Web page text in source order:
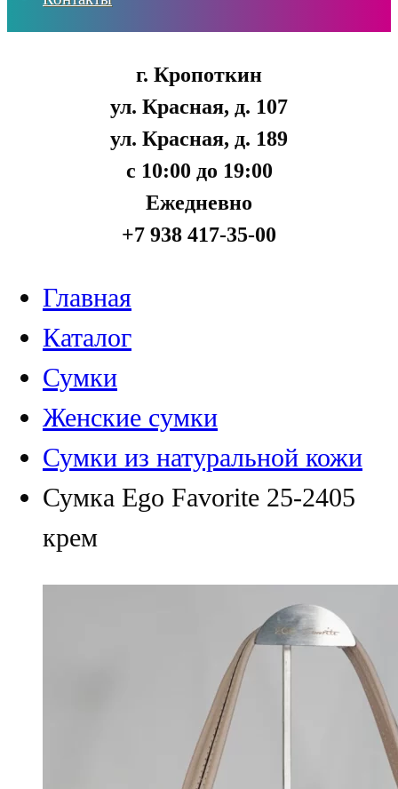
г. Кропоткин
ул. Красная, д. 107
ул. Красная, д. 189
с 10:00 до 19:00
Ежедневно
+7 938 417-35-00
Главная
Каталог
Сумки
Женские сумки
Сумки из натуральной кожи
Сумка Ego Favorite 25-2405
крем